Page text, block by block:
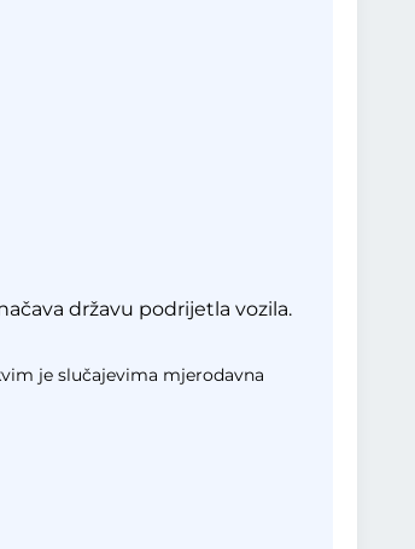
državu podrijetla vozila.
je slučajevima mjerodavna